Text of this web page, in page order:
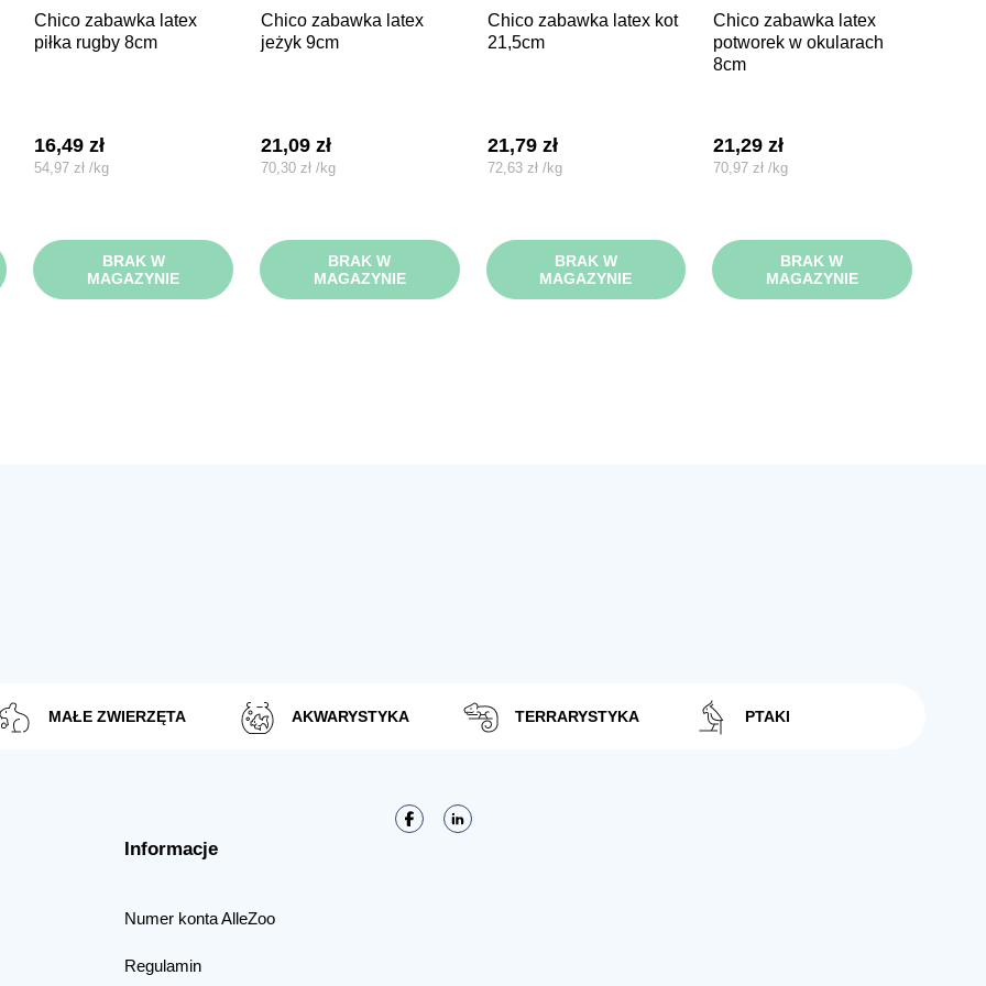
chico zabawka latex
piłka rugby 8cm
16,49zł
54,97 zł /kg
BRAK W
MAGAZYNIE
chico zabawka latex
jeżyk 9cm
21,09 zł
70,30 zł /kg
BRAK W
MAGAZYNIE
chico zabawka latex kot
21,5cm
21,79 zł
72,63 zł /kg
BRAK W
MAGAZYNIE
chico zabawka latex
potworek w okularach
8cm
21,29zł
70,97 zł /kg
BRAK W
MAGAZYNIE
MAŁE ZWIERZĘTA AKWARYSTYKA TERRARYSTYKA PTAKI
Informacje
Numer konta AlleZoo
Regulamin